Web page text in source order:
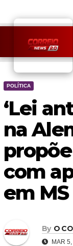
content
POLÍTICA
‘Lei
na
com
em MS
By O
MAR